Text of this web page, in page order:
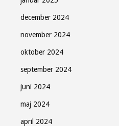
december 2024
november 2024
oktober 2024
september 2024
juni 2024
maj 2024
april 2024